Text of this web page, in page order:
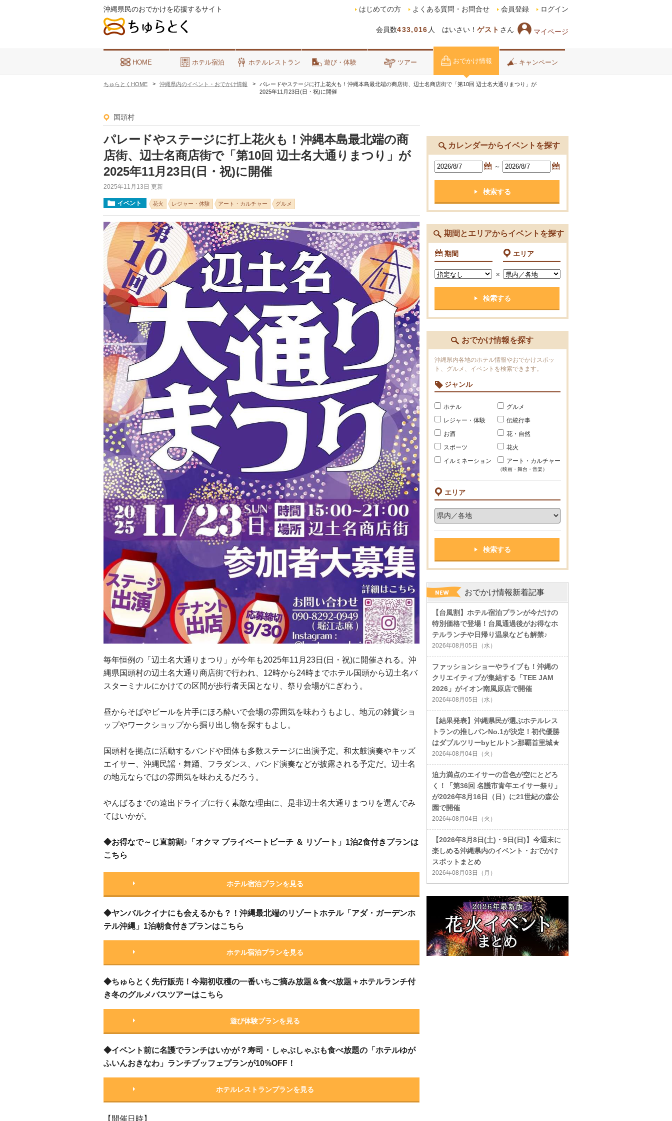
沖縄県民のおでかけを応援するサイト
会員数433,016 人 はいさい！ ゲスト さん マイページ
はじめての方 よくある質問・お問合せ 会員登録 ログイン
HOME ホテル宿泊 ホテルレストラン 遊び・体験 ツアー おでかけ情報 キャンペーン
ちゅらとくHOME 沖縄県内のイベント・おでかけ情報
パレードやステージに打上花火も！沖縄本島最北端の商店街、辺士名商店街で「第10回 辺士名大通りまつり」が
2025年11月23日(日・祝)に開催
カレンダーからイベントを探す
～
期間とエリアからイベントを探す
期間
×
エリア
おでかけ情報を探す
沖縄県内各地のホテル情報やおでかけスポッ
ト、グルメ、イベントを検索できます。
ジャンル
ホテル
グルメ
レジャー・体験
伝統行事
お酒
花・自然
スポーツ
花火
イルミネーション
アート・カルチャー
（映画・舞台・音楽）
エリア
おでかけ情報新着記事
【台風割】ホテル宿泊プランが今だけの
特別価格で登場！台風通過後がお得なホ
テルランチや日帰り温泉なども解禁♪
2026年08月05日（水）
ファッションショーやライブも！沖縄の
クリエイティブが集結する「TEE JAM
2026」がイオン南風原店で開催
2026年08月05日（水）
【結果発表】沖縄県民が選ぶホテルレス
トランの推しパンNo.1が決定！初代優勝
はダブルツリーbyヒルトン那覇首里城★
2026年08月04日（火）
迫力満点のエイサーの音色が空にとどろ
く！「第36回 名護市青年エイサー祭り」
が2026年8月16日（日）に21世紀の森公
園で開催
2026年08月04日（火）
【2026年8月8日(土)・9日(日)】今週末に
楽しめる沖縄県内のイベント・おでかけ
スポットまとめ
2026年08月03日（月）
国頭村
パレードやステージに打上花火も！沖縄本島最北端の商
店街、辺士名商店街で「第10回 辺士名大通りまつり」が
2025年11月23日(日・祝)に開催
2025年11月13日 更新
イベント 花火 レジャー・体験 アート・カルチャー グルメ
毎年恒例の「辺土名大通りまつり」が今年も2025年11月23日(日・祝)に開催される。沖
縄県国頭村の辺土名大通り商店街で行われ、12時から24時までホテル国頭から辺土名バ
スターミナルにかけての区間が歩行者天国となり、祭り会場がにぎわう。
昼からそばやビールを片手にほろ酔いで会場の雰囲気を味わうもよし、地元の雑貨ショ
ップやワークショップから掘り出し物を探すもよし。
国頭村を拠点に活動するバンドや団体も多数ステージに出演予定。和太鼓演奏やキッズ
エイサー、沖縄民謡・舞踊、フラダンス、バンド演奏などが披露される予定だ。辺士名
の地元ならではの雰囲気を味わえるだろう。
やんばるまでの遠出ドライブに行く素敵な理由に、是非辺士名大通りまつりを選んでみ
てはいかが。
◆お得なで～じ直前割♪「オクマ プライベートビーチ ＆ リゾート」1泊2食付きプランは
こちら
ホテル宿泊プランを見る
◆ヤンバルクイナにも会えるかも？！沖縄最北端のリゾートホテル「アダ・ガーデンホ
テル沖縄」1泊朝食付きプランはこちら
ホテル宿泊プランを見る
◆ちゅらとく先行販売！今期初収穫の一番いちご摘み放題＆食べ放題＋ホテルランチ付
き冬のグルメバスツアーはこちら
遊び体験プランを見る
◆イベント前に名護でランチはいかが？寿司・しゃぶしゃぶも食べ放題の「ホテルゆが
ふいんおきなわ」ランチブッフェプランが10%OFF！
ホテルレストランプランを見る
【開催日時】